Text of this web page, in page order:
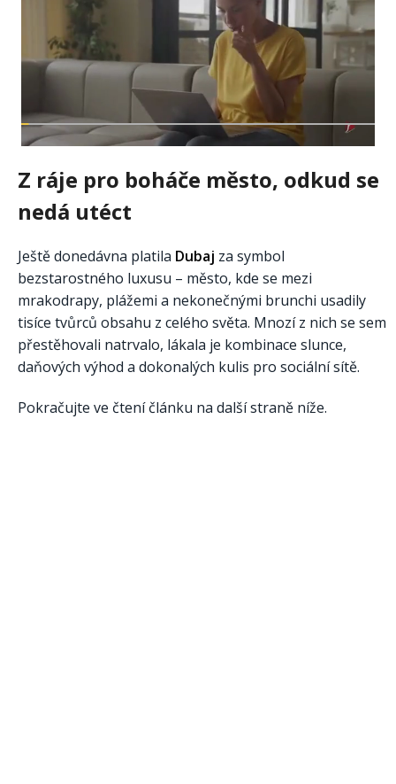
Z ráje pro boháče město, odkud se
nedá utéct
Ještě donedávna platila Dubaj za symbol
bezstarostného luxusu – město, kde se mezi
mrakodrapy, plážemi a nekonečnými brunchi usadily
tisíce tvůrců obsahu z celého světa. Mnozí z nich se sem
přestěhovali natrvalo, lákala je kombinace slunce,
daňových výhod a dokonalých kulis pro sociální sítě.
Pokračujte ve čtení článku na další straně níže.